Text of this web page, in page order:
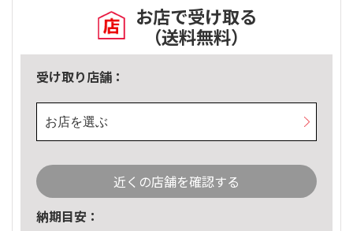
お店で受け取る
（送料無料）
受け取り店舗：
お店を選ぶ
近くの店舗を確認する
納期目安：